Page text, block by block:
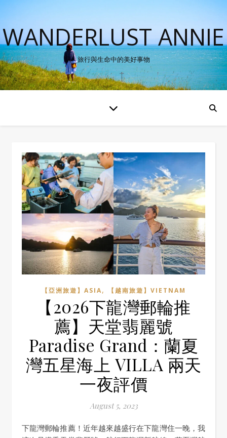
WANDERLUST ANNIE
旅行與生命中的美好事物
【亞洲旅遊】ASIA, 【越南旅遊】VIETNAM
【2026下龍灣郵輪推
薦】天堂翡麗號
Paradise Grand：蘭夏
灣五星海上 VILLA 兩天
一夜評價
August 5, 2023
下龍灣郵輪推薦！近年越來越盛行在下龍灣住一晚，我